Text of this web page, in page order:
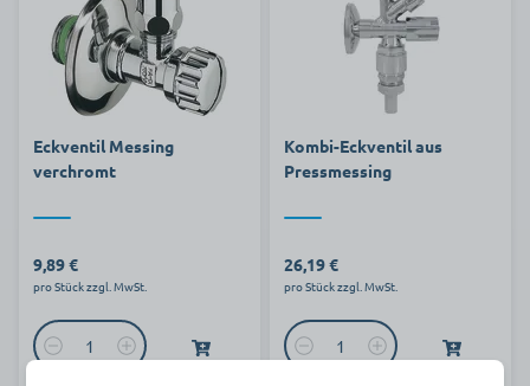
Eckventil Messing
verchromt
9,89 €
pro Stück zzgl. MwSt.
Kombi-Eckventil aus
Pressmessing
26,19 €
pro Stück zzgl. MwSt.